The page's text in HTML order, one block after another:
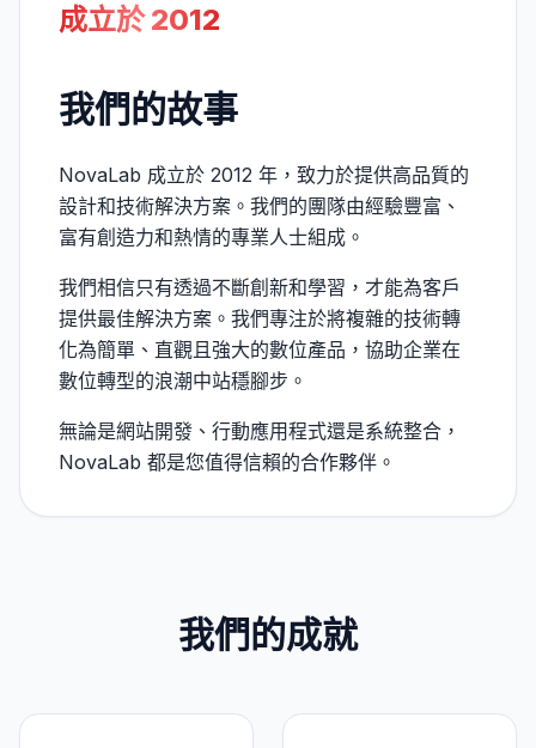
成立於 2012
我們的故事
NovaLab 成立於 2012 年，致力於提供高品質的
設計和技術解決方案。我們的團隊由經驗豐富、
富有創造力和熱情的專業人士組成。
我們相信只有透過不斷創新和學習，才能為客戶
提供最佳解決方案。我們專注於將複雜的技術轉
化為簡單、直觀且強大的數位產品，協助企業在
數位轉型的浪潮中站穩腳步。
無論是網站開發、行動應用程式還是系統整合，
NovaLab 都是您值得信賴的合作夥伴。
我們的成就